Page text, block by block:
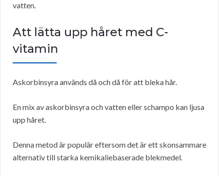
vatten.
Att lätta upp håret med C-
vitamin
Askorbinsyra används då och då för att bleka hår.
En mix av askorbinsyra och vatten eller schampo kan ljusa
upp håret.
Denna metod är populär eftersom det är ett skonsammare
alternativ till starka kemikaliebaserade blekmedel.